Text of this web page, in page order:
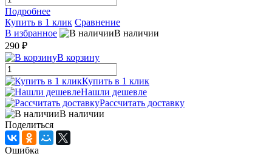
Подробнее
Купить в 1 клик Сравнение
В избранное
В наличии
290 ₽
В корзину
Купить в 1 клик
Нашли дешевле
Рассчитать доставку
В наличии
Поделиться
Ошибка